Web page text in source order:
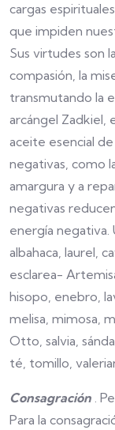
cargas
que impiden
Sus virtudes son
compasión, la
transmutando la
arcángel Zadkiel,
aceite esencial
negativas, como
amargura y a
negativas
energía negativa.
albahaca, laurel,
esclarea-
hisopo, enebro,
melisa, mimosa,
Otto, salvia,
té, tomillo,
Consagración .
Para la